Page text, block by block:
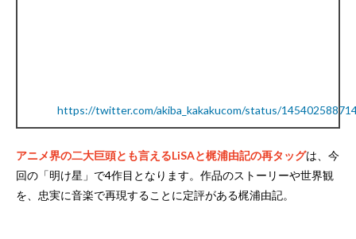
https://twitter.com/akiba_kakakucom/status/
アニメ界の二大巨頭とも言えるLiSAと梶浦由記の再タッグは、今
回の「明け星」で4作目となります。作品のストーリーや世界観
を、忠実に音楽で再現することに定評がある梶浦由記。